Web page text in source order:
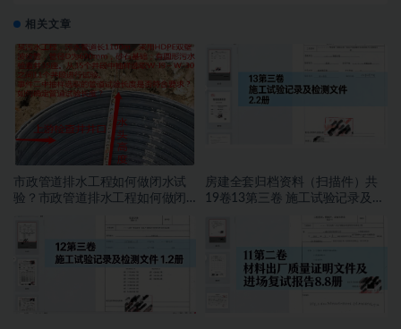
相关文章
市政管道排水工程如何做闭水试
验？市政管道排水工程如何做闭
房建全套归档资料（扫描件）共
19卷13第三卷 施工试验记录及检